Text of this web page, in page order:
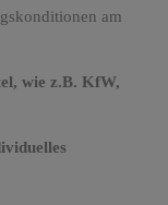
am
wie z.B. KfW,